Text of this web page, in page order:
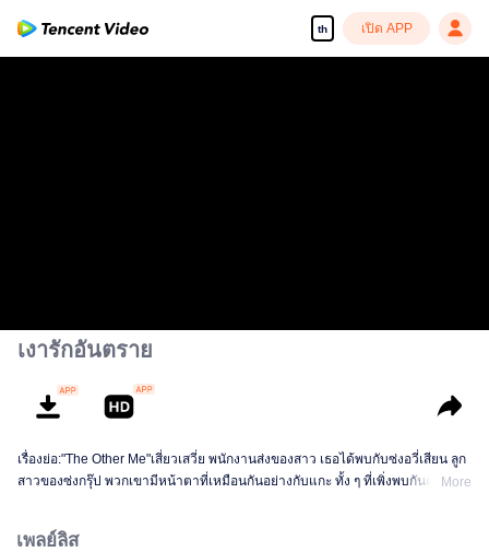
th เปิด APP
เงารักอันตราย
เรื่องย่อ:"The Other Me"เสี่ยวเสวี่ย พนักงานส่งของสาว เธอได้พบกับซ่งอวี่เสียน ลูก
สาวของซ่งกรุ๊ป พวกเขามีหน้าตาที่เหมือนกันอย่างกับแกะ ทั้ง ๆ ที่เพิ่งพบกันครั้งแรก
More
เพลย์ลิส